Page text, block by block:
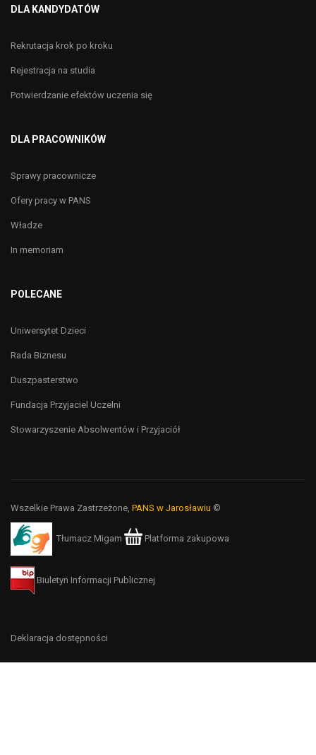
DLA KANDYDATÓW
Rekrutacja krok po kroku
Rejestracja na studia
Potwierdzanie efektów uczenia się
DLA PRACOWNIKÓW
Sprawy pracownicze
Ofery pracy w PANS
Władze
In memoriam
POLECANE
Uniwersytet Dzieci
Rada Biznesu
Duszpasterstwo
Fundacja Przyjaciel Uczelni
Stowarzyszenie Absolwentów i Przyjaciół
Wszelkie Prawa Zastrzeżone, PANS w Jarosławiu ©
Tłumacz Migam Platforma zakupowa
Biuletyn Informacji Publicznej
Deklaracja dostępności